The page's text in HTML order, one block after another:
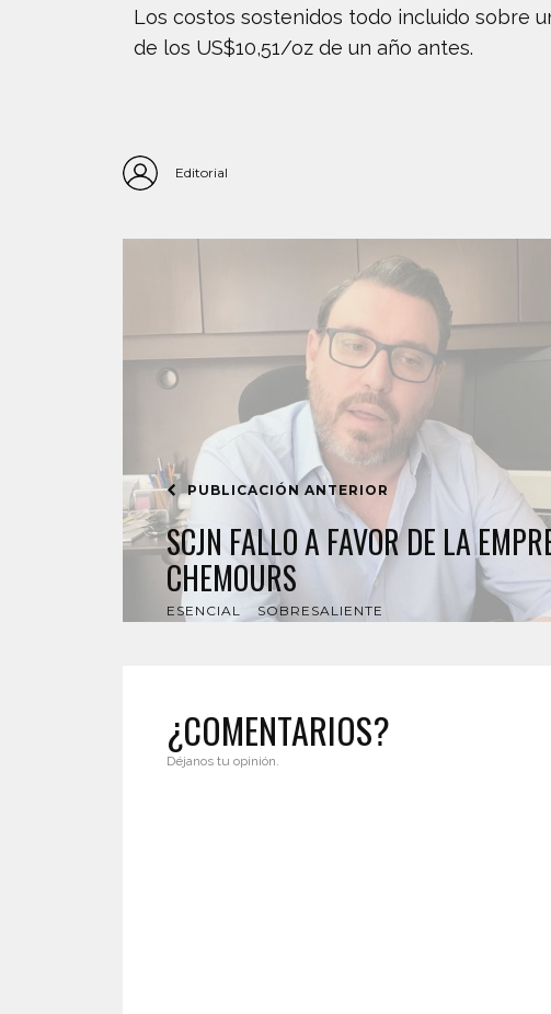
Los costos sostenidos todo incluido sobre
de los US$10,51/oz de un año antes.
Editorial
PUBLICACIÓN ANTERIOR
SCJN FALLO A FAVOR DE LA
CHEMOURS
ESENCIAL SOBRESALIENTE
¿COMENTARIOS?
Déjanos tu opinión.